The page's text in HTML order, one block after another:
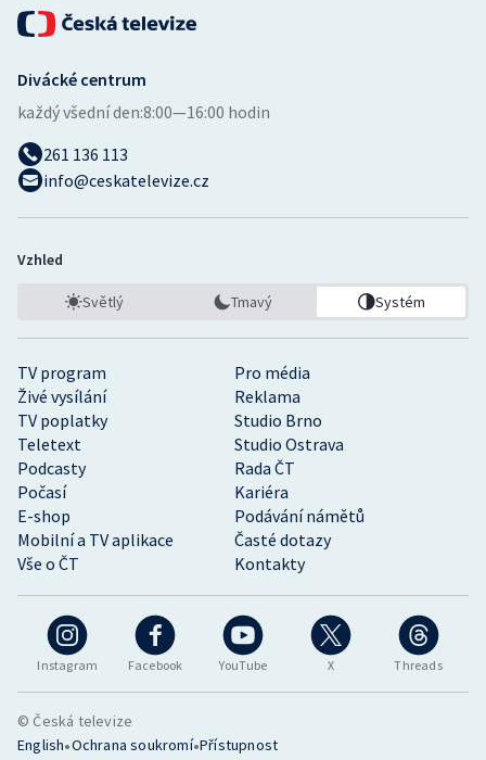
Ragby
Rychlobruslení
Short track
Stolní tenis
Triatlon
Veslování
Vodní slalom
Volejbal
Ostatní
Instagram Facebook YouTube X Threads
TV program
Pro média
Živé vysílání
Reklama
TV poplatky
Studio Brno
Teletext
Studio Ostrava
Podcasty
Rada ČT
Počasí
Kariéra
E-shop
Podávání námětů
Mobilní a TV aplikace
Časté dotazy
Vše o ČT
Kontakty
Divácké centrum
každý všední den:8:00—16:00 hodin
261 136 113
info@ceskatelevize.cz
Vzhled
Světlý Tmavý Systém
© Česká televize
English•Ochrana soukromí•Přístupnost